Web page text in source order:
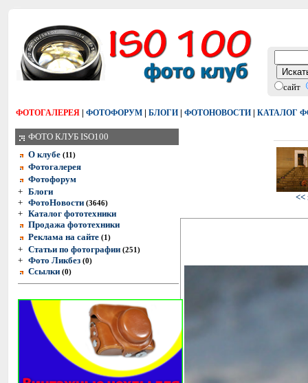
сайт
ФОТОГАЛЕРЕЯ | ФОТОФОРУМ | БЛОГИ | ФОТОНОВОСТИ | КАТАЛОГ
ФОТО КЛУБ ISO100
О клубе (11)
Фотогалерея
Фотофорум
+ Блоги
+ ФотоНовости (3646)
+ Каталог фототехники
Продажа фототехники
Реклама на сайте (1)
+ Статьи по фотографии (251)
+ Фото Ликбез (0)
Ссылки (0)
<<